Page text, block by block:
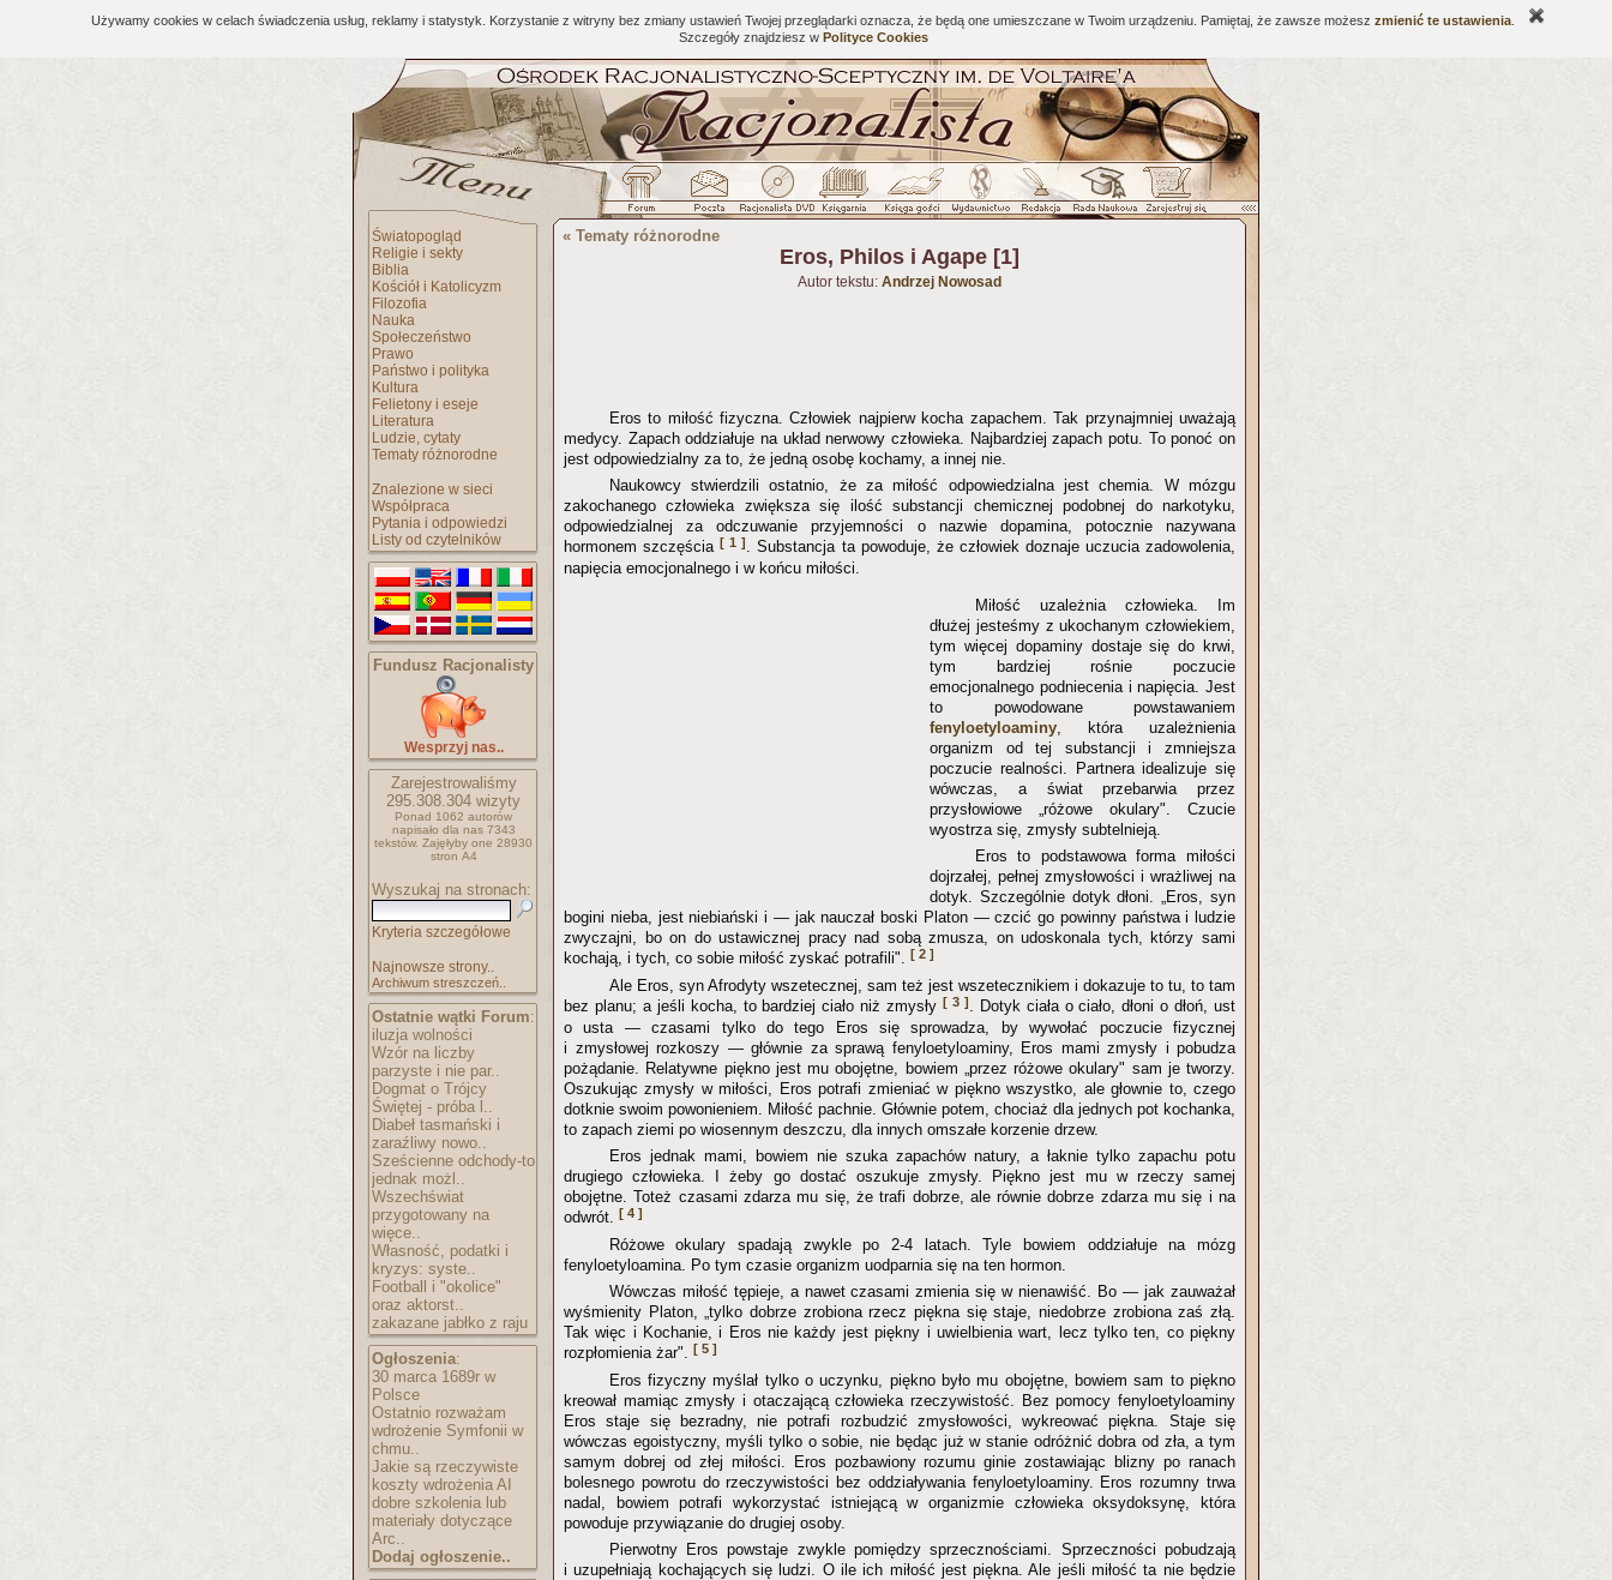
Używamy cookies w celach świadczenia usług, reklamy i statystyk. Korzystanie z witryny bez zmiany ustawień Twojej przeglądarki oznacza, że będą one umieszczane w Twoim urządzeniu. Pamiętaj, że zawsze możesz zmienić te ustawienia
Szczegóły znajdziesz w Polityce Cookies
Światopogląd
Religie i sekty
Biblia
Kościół i Katolicyzm
Filozofia
Nauka
Społeczeństwo
Prawo
Państwo i polityka
Kultura
Felietony i eseje
Literatura
Ludzie, cytaty
Tematy różnorodne
Znalezione w sieci
Współpraca
Pytania i odpowiedzi
Listy od czytelników
Fundusz Racjonalisty
Wesprzyj nas..
Zarejestrowaliśmy
295.308.304 wizyty
Ponad 1062 autorów
napisało dla nas 7343
tekstów. Zajęłyby one 28930
stron A4
Wyszukaj na stronach:
Kryteria szczegółowe
Najnowsze strony..
Archiwum streszczeń..
Ostatnie wątki Forum:
iluzja wolności
Wzór na liczby
parzyste i nie par..
Dogmat o Trójcy
Świętej - próba l..
Diabeł tasmański i
zaraźliwy nowo..
Sześcienne odchody-to
jednak możl..
Wszechświat
przygotowany na
więce..
Własność, podatki i
kryzys: syste..
Football i "okolice"
oraz aktorst..
zakazane jabłko z raju
Ogłoszenia:
30 marca 1689r w
Polsce
Ostatnio rozważam
wdrożenie Symfonii w
chmu..
Jakie są rzeczywiste
koszty wdrożenia AI
dobre szkolenia lub
materiały dotyczące
Arc..
Dodaj ogłoszenie..
« Tematy różnorodne
Eros, Philos i Agape [1]
Autor tekstu: Andrzej Nowosad
Eros to miłość fizyczna. Człowiek najpierw kocha zapachem. Tak przynajmniej uważają
medycy. Zapach oddziałuje na układ nerwowy człowieka. Najbardziej zapach potu. To ponoć on
jest odpowiedzialny za to, że jedną osobę kochamy, a innej nie.
Naukowcy stwierdzili ostatnio, że za miłość odpowiedzialna jest chemia. W mózgu
zakochanego człowieka zwiększa się ilość substancji chemicznej podobnej do narkotyku,
odpowiedzialnej za odczuwanie przyjemności o nazwie dopamina, potocznie nazywana
hormonem szczęścia[ 1 ] . Substancja ta powoduje, że człowiek doznaje uczucia zadowolenia,
napięcia emocjonalnego i w końcu miłości.
Miłość uzależnia człowieka. Im
dłużej jesteśmy z ukochanym człowiekiem,
tym więcej dopaminy dostaje się do krwi,
tym bardziej rośnie poczucie
emocjonalnego podniecenia i napięcia. Jest
to powodowane powstawaniem
fenyloetyloaminy, która uzależnienia
organizm od tej substancji i zmniejsza
poczucie realności. Partnera idealizuje się
wówczas, a świat przebarwia przez
przysłowiowe „różowe okulary". Czucie
wyostrza się, zmysły subtelnieją.
Eros to podstawowa forma miłości
dojrzałej, pełnej zmysłowości i wrażliwej na
dotyk. Szczególnie dotyk dłoni. „Eros, syn
bogini nieba, jest niebiański i — jak nauczał boski Platon — czcić go powinny państwa i ludzie
zwyczajni, bo on do ustawicznej pracy nad sobą zmusza, on udoskonala tych, którzy sami
kochają, i tych, co sobie miłość zyskać potrafili". [ 2 ]
Ale Eros, syn Afrodyty wszetecznej, sam też jest wszetecznikiem i dokazuje to tu, to tam
bez planu; a jeśli kocha, to bardziej ciało niż zmysły [ 3 ] . Dotyk ciała o ciało, dłoni o dłoń, ust
o usta — czasami tylko do tego Eros się sprowadza, by wywołać poczucie fizycznej
i zmysłowej rozkoszy — głównie za sprawą fenyloetyloaminy, Eros mami zmysły i pobudza
pożądanie. Relatywne piękno jest mu obojętne, bowiem „przez różowe okulary" sam je tworzy.
Oszukując zmysły w miłości, Eros potrafi zmieniać w piękno wszystko, ale głownie to, czego
dotknie swoim powonieniem. Miłość pachnie. Głównie potem, chociaż dla jednych pot kochanka,
to zapach ziemi po wiosennym deszczu, dla innych omszałe korzenie drzew.
Eros jednak mami, bowiem nie szuka zapachów natury, a łaknie tylko zapachu potu
drugiego człowieka. I żeby go dostać oszukuje zmysły. Piękno jest mu w rzeczy samej
obojętne. Toteż czasami zdarza mu się, że trafi dobrze, ale równie dobrze zdarza mu się i na
odwrót. [ 4 ]
Różowe okulary spadają zwykle po 2-4 latach. Tyle bowiem oddziałuje na mózg
fenyloetyloamina. Po tym czasie organizm uodparnia się na ten hormon.
Wówczas miłość tępieje, a nawet czasami zmienia się w nienawiść. Bo — jak zauważał
wyśmienity Platon, „tylko dobrze zrobiona rzecz piękna się staje, niedobrze zrobiona zaś złą.
Tak więc i Kochanie, i Eros nie każdy jest piękny i uwielbienia wart, lecz tylko ten, co piękny
rozpłomienia żar". [ 5 ]
Eros fizyczny myślał tylko o uczynku, piękno było mu obojętne, bowiem sam to piękno
kreował mamiąc zmysły i otaczającą człowieka rzeczywistość. Bez pomocy fenyloetyloaminy
Eros staje się bezradny, nie potrafi rozbudzić zmysłowości, wykreować piękna. Staje się
wówczas egoistyczny, myśli tylko o sobie, nie będąc już w stanie odróżnić dobra od zła, a tym
samym dobrej od złej miłości. Eros pozbawiony rozumu ginie zostawiając blizny po ranach
bolesnego powrotu do rzeczywistości bez oddziaływania fenyloetyloaminy. Eros rozumny trwa
nadal, bowiem potrafi wykorzystać istniejącą w organizmie człowieka oksydoksynę, która
powoduje przywiązanie do drugiej osoby.
Pierwotny Eros powstaje zwykle pomiędzy sprzecznościami. Sprzeczności pobudzają
i uzupełniają kochających się ludzi. O ile ich miłość jest piękna. Ale jeśli miłość ta nie będzie